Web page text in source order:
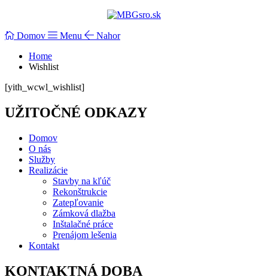
Domov Menu
Nahor
Home
Wishlist
[yith_wcwl_wishlist]
UŽITOČNÉ ODKAZY
Domov
O nás
Služby
Realizácie
Stavby na kľúč
Rekonštrukcie
Zatepľovanie
Zámková dlažba
Inštalačné práce
Prenájom lešenia
Kontakt
KONTAKTNÁ DOBA